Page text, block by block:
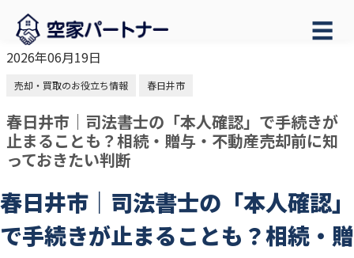
☰
2026年06月19日
売却・買取のお役立ち情報 春日井市
春日井市｜司法書士の「本人確認」で手続きが
止まることも？相続・贈与・不動産売却前に知
っておきたい判断
春日井市｜司法書士の「本人確認」
で手続きが止まることも？相続・贈